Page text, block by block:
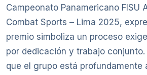
Campeonato Panamericano FISU
Combat Sports – Lima 2025,
premio simboliza un proceso
por dedicación y trabajo
que el grupo está profundamente